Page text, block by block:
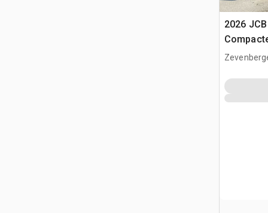
2026
(Unused)